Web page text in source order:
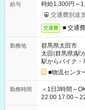
給与
時給1,300円～
交通費別途
交通費 ■ 交通
勤務地
群馬県太田市
太田(群馬県)駅
駅からバイク・
■物流センタ
勤務時間
＜1日3時間～OK！＞ ▼ 例えば… ▼ 15:00～
22:00 17:00～22:00 など こちら以外の
ださい！